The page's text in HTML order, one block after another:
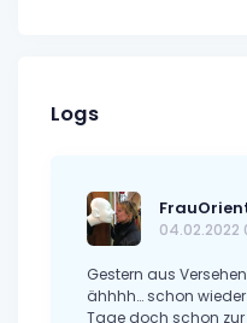
Logs
04.02.2022
Gestern aus
ähhhh… schon
Tage doch schon